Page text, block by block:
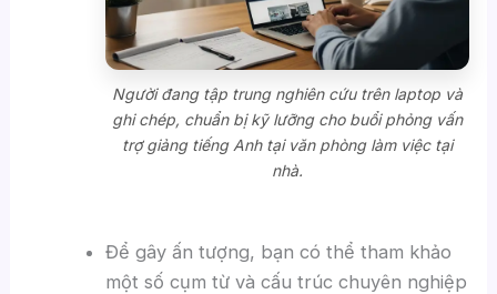
Người đang tập trung nghiên cứu trên laptop và
ghi chép, chuẩn bị kỹ lưỡng cho buổi phỏng vấn
trợ giảng tiếng Anh tại văn phòng làm việc tại
nhà.
Để gây ấn tượng, bạn có thể tham khảo
một số cụm từ và cấu trúc chuyên nghiệp